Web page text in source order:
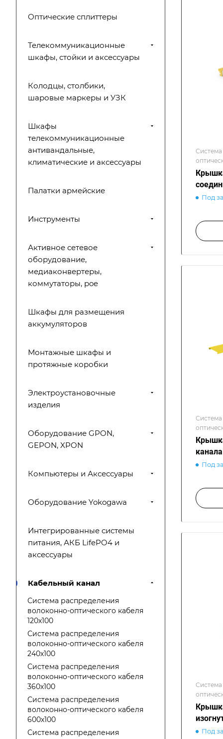
Под
Под
Под
Оптические сплиттеры
Телекоммуникационные
шкафы, стойки и аксессуары
Колодцы, столбики,
шаровые маркеры и УЗК
Шкафы
телекоммуникационные
антивандальные,
климатические и аксессуары
Палатки армейские
Инструменты
Активное сетевое
оборудование,
медиаконвертеры,
коммутаторы, poe
Шкафы для размещения
аккумуляторов
Монтажные шкафы и
протяжные коробки
Электроустановочные
изделия
Оборудование GPON,
GEPON, XPON
Компьютеры и Аксессуары
Оборудование Yokogawa
Интегрированные системы
питания, АКБ LifePO4 и
аксессуары
Кабельный канал
Система распределения
волоконно-оптического кабеля
120х100
Система распределения
волоконно-оптического кабеля
240х100
Система распределения
волоконно-оптического кабеля
360х100
Система распределения
волоконно-оптического кабеля
600х100
Система распределения